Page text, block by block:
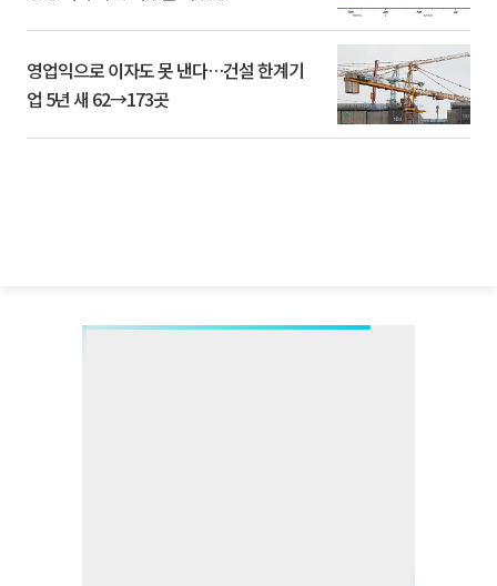
영업익으로 이자도 못 낸다…건설 한계기
업 5년 새 62→173곳